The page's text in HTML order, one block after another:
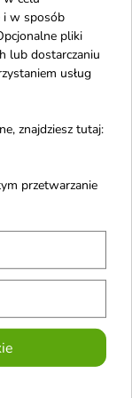
2w1
Maska do
blask, tonując odcień
pasma dzięki
i olejom
i w sposób
pliki
lub dostarczaniu
usług
znajdziesz tutaj:
przetwarzanie